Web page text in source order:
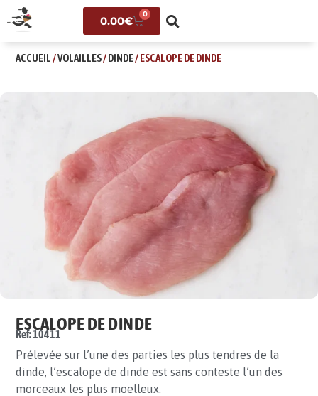
0.00€
0
ACCUEIL/VOLAILLES/DINDE/ ESCALOPE DE DINDE
ESCALOPE DE DINDE
Ref: 10411
Prélevée sur l’une des parties les plus tendres de la
dinde, l’escalope de dinde est sans conteste l’un des
morceaux les plus moelleux.